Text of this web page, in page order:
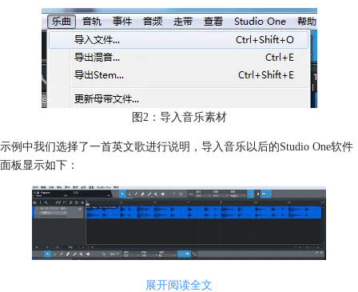
图2：导入音乐素材
示例中我们选择了一首英文歌进行说明，导入音乐以后的Studio One软件
面板显示如下：
展开阅读全文